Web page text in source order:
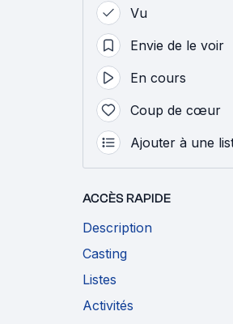
Vu
Envie de le voir
En cours
Coup de cœur
Ajouter à une
ACCÈS RAPIDE
Description
Casting
Listes
Activités